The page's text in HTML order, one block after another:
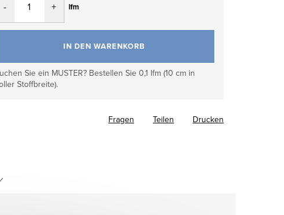
lfm
IN DEN WARENKORB
Sie ein MUSTER? Bestellen Sie 0,1 lfm (10 cm in
Stoffbreite).
Drucken
Fragen Teilen